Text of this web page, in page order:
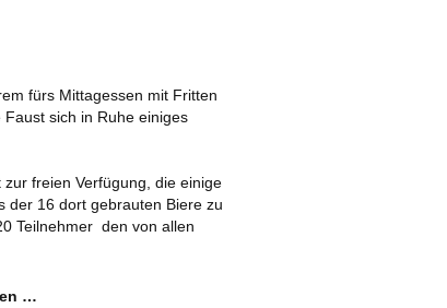
fürs Mittagessen mit Fritten
sich in Ruhe einiges
freien Verfügung, die einige
der 16 dort gebrauten Biere zu
Teilnehmer den von allen
…